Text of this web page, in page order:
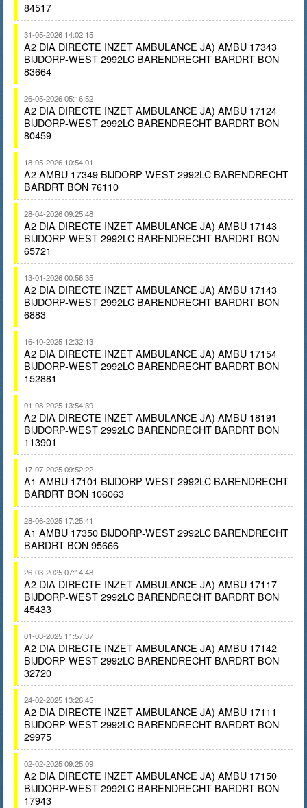
84517
31-05-2026 14:02:15
A2 DIA DIRECTE INZET AMBULANCE JA) AMBU 17343
BIJDORP-WEST 2992LC BARENDRECHT BARDRT BON
83664
26-05-2026 05:16:52
A2 DIA DIRECTE INZET AMBULANCE JA) AMBU 17124
BIJDORP-WEST 2992LC BARENDRECHT BARDRT BON
80459
18-05-2026 10:54:01
A2 AMBU 17349 BIJDORP-WEST 2992LC BARENDRECHT
BARDRT BON 76110
28-04-2026 09:25:48
A2 DIA DIRECTE INZET AMBULANCE JA) AMBU 17143
BIJDORP-WEST 2992LC BARENDRECHT BARDRT BON
65721
13-01-2026 00:56:35
A2 DIA DIRECTE INZET AMBULANCE JA) AMBU 17143
BIJDORP-WEST 2992LC BARENDRECHT BARDRT BON
6883
16-10-2025 12:32:13
A2 DIA DIRECTE INZET AMBULANCE JA) AMBU 17154
BIJDORP-WEST 2992LC BARENDRECHT BARDRT BON
152881
01-08-2025 13:54:39
A2 DIA DIRECTE INZET AMBULANCE JA) AMBU 18191
BIJDORP-WEST 2992LC BARENDRECHT BARDRT BON
113901
17-07-2025 09:52:22
A1 AMBU 17101 BIJDORP-WEST 2992LC BARENDRECHT
BARDRT BON 106063
28-06-2025 17:25:41
A1 AMBU 17350 BIJDORP-WEST 2992LC BARENDRECHT
BARDRT BON 95666
26-03-2025 07:14:48
A2 DIA DIRECTE INZET AMBULANCE JA) AMBU 17117
BIJDORP-WEST 2992LC BARENDRECHT BARDRT BON
45433
01-03-2025 11:57:37
A2 DIA DIRECTE INZET AMBULANCE JA) AMBU 17142
BIJDORP-WEST 2992LC BARENDRECHT BARDRT BON
32720
24-02-2025 13:26:45
A2 DIA DIRECTE INZET AMBULANCE JA) AMBU 17111
BIJDORP-WEST 2992LC BARENDRECHT BARDRT BON
29975
02-02-2025 09:25:09
A2 DIA DIRECTE INZET AMBULANCE JA) AMBU 17150
BIJDORP-WEST 2992LC BARENDRECHT BARDRT BON
17943